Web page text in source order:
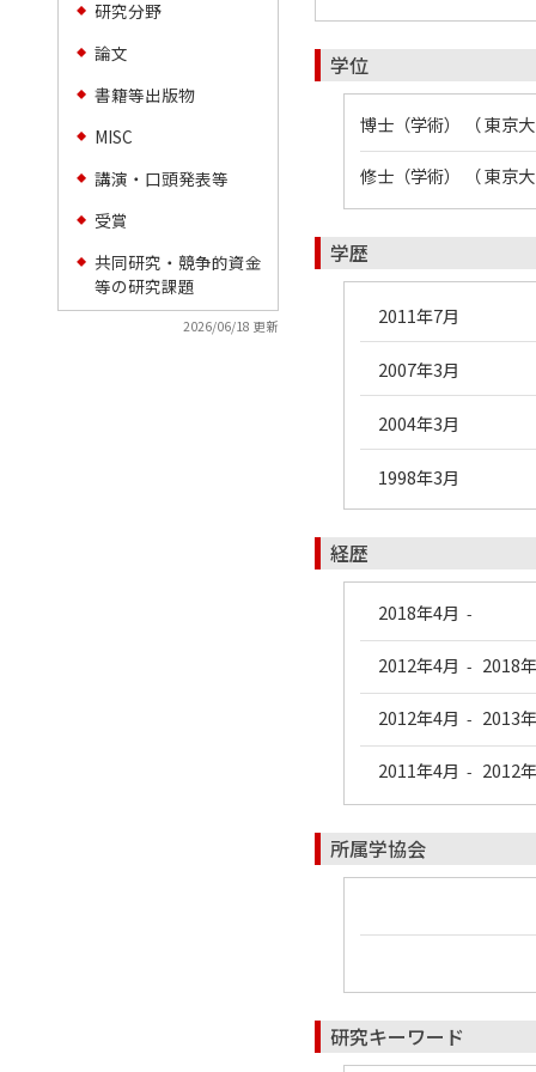
◆ 研究分野
◆ 論文
◆ 書籍等出版物
◆ MISC
◆ 講演・口頭発表等
◆ 受賞
◆
共同研究・競争的資金
等の研究課題
2026/06/18 更新
学位
博士（学術） （ 東京
修士（学術） （ 東京
学歴
2011年7月
2007年3月
2004年3月
1998年3月
経歴
2018年4月 -
2012年4月 - 2018
2012年4月 - 2013
2011年4月 - 2012
所属学協会
研究キーワード